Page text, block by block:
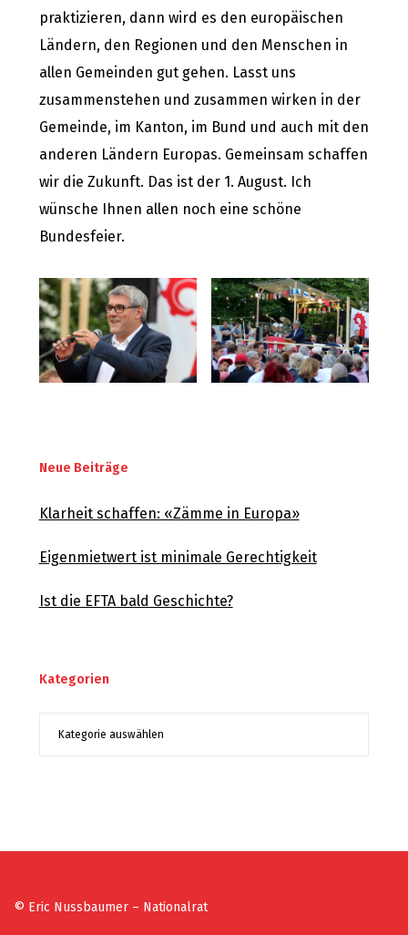
praktizieren, dann wird es den europäischen
Ländern, den Regionen und den Menschen in
allen Gemeinden gut gehen. Lasst uns
zusammenstehen und zusammen wirken in der
Gemeinde, im Kanton, im Bund und auch mit den
anderen Ländern Europas. Gemeinsam schaffen
wir die Zukunft. Das ist der 1. August. Ich
wünsche Ihnen allen noch eine schöne
Bundesfeier.
Neue Beiträge
Klarheit schaffen: «Zämme in Europa»
Eigenmietwert ist minimale Gerechtigkeit
Ist die EFTA bald Geschichte?
Kategorien
© Eric Nussbaumer – Nationalrat